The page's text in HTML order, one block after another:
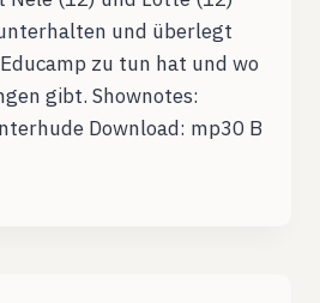
und überlegt
zu tun hat und wo
gibt. Shownotes:
Download: mp30 B